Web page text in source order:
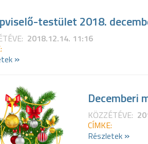
testület 2018.
2018.12.14. 11:16
»
Decemberi
KÖZZÉTÉVE:
CÍMKE:
Részletek »